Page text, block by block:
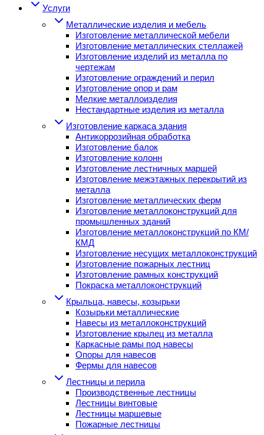
Услуги
Металлические изделия и мебель
Изготовление металлической мебели
Изготовление металлических стеллажей
Изготовление изделий из металла по
чертежам
Изготовление ограждений и перил
Изготовление опор и рам
Мелкие металлоизделия
Нестандартные изделия из металла
Изготовление каркаса здания
Антикоррозийная обработка
Изготовление балок
Изготовление колонн
Изготовление лестничных маршей
Изготовление межэтажных перекрытий из
металла
Изготовление металлических ферм
Изготовление металлоконструкций для
промышленных зданий
Изготовление металлоконструкций по КМ/
КМД
Изготовление несущих металлоконструкций
Изготовление пожарных лестниц
Изготовление рамных конструкций
Покраска металлоконструкций
Крыльца, навесы, козырьки
Козырьки металлические
Навесы из металлоконструкций
Изготовление крылец из металла
Каркасные рамы под навесы
Опоры для навесов
Фермы для навесов
Лестницы и перила
Производственные лестницы
Лестницы винтовые
Лестницы маршевые
Пожарные лестницы